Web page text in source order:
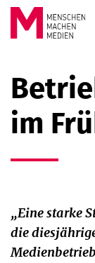
Springe zum
im
„Eine starke
die